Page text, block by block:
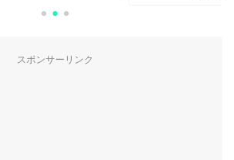
スポンサーリンク